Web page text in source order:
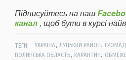
Підписуйтесь на наш
канал, щоб бути в курсі
ТЕГИ: УКРАЇНА, ЛУЦЬКИЙ РАЙОН,
ВОЛИНСЬКА ОБЛАСТЬ, КАРАНТИН,